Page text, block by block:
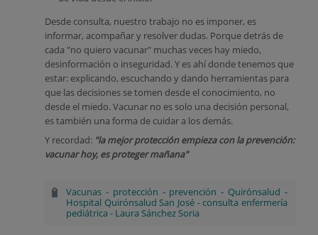
Desde consulta, nuestro trabajo no es imponer, es
informar, acompañar y resolver dudas. Porque detrás de
cada "no quiero vacunar" muchas veces hay miedo,
desinformación o inseguridad. Y es ahí donde tenemos que
estar: explicando, escuchando y dando herramientas para
que las decisiones se tomen desde el conocimiento, no
desde el miedo. Vacunar no es solo una decisión personal,
es también una forma de cuidar a los demás.
Y recordad: "la mejor protección empieza con la prevención:
vacunar hoy, es proteger mañana"
Vacunas - protección - prevención -Quirónsalud -
Hospital Quirónsalud San José -consulta enfermería
pediátrica - Laura Sánchez Soria